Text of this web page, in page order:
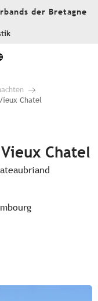
der Bretagne
Chatel
Chatel